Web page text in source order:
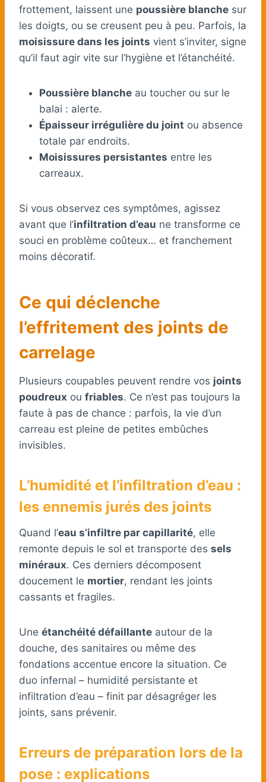
frottement, laissent une poussière blanche sur
les doigts, ou se creusent peu à peu. Parfois, la
moisissure dans les joints vient s’inviter, signe
qu’il faut agir vite sur l’hygiène et l’étanchéité.
Poussière blanche au toucher ou sur le
balai : alerte.
Épaisseur irrégulière du joint ou absence
totale par endroits.
Moisissures persistantes entre les
carreaux.
Si vous observez ces symptômes, agissez
avant que l’infiltration d’eau ne transforme ce
souci en problème coûteux… et franchement
moins décoratif.
Ce qui déclenche
l’effritement des joints de
carrelage
Plusieurs coupables peuvent rendre vos joints
poudreux ou friables. Ce n’est pas toujours la
faute à pas de chance : parfois, la vie d’un
carreau est pleine de petites embûches
invisibles.
L’humidité et l’infiltration d’eau :
les ennemis jurés des joints
Quand l’eau s’infiltre par capillarité, elle
remonte depuis le sol et transporte des sels
minéraux. Ces derniers décomposent
doucement le mortier, rendant les joints
cassants et fragiles.
Une étanchéité défaillante autour de la
douche, des sanitaires ou même des
fondations accentue encore la situation. Ce
duo infernal – humidité persistante et
infiltration d’eau – finit par désagréger les
joints, sans prévenir.
Erreurs de préparation lors de la
pose : explications